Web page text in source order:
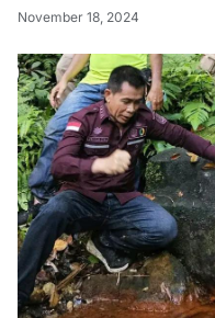
November 18, 2024